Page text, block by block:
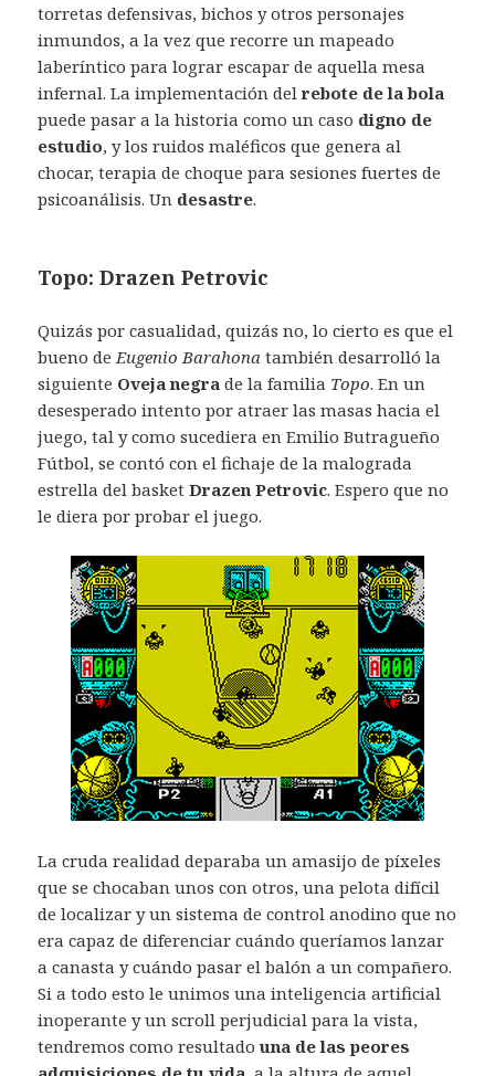
torretas defensivas, bichos y otros personajes
inmundos, a la vez que recorre un mapeado
laberíntico para lograr escapar de aquella mesa
infernal. La implementación delrebote de la bola
puede pasar a la historia como un caso digno de
estudio, y los ruidos maléficos que genera al
chocar, terapia de choque para sesiones fuertes de
psicoanálisis. Un desastre.
Topo: Drazen Petrovic
Quizás por casualidad, quizás no, lo cierto es que el
bueno deEugenio Barahona también desarrolló la
siguiente Oveja negra de la familia Topo. En un
desesperado intento por atraer las masas hacia el
juego, tal y como sucediera en Emilio Butragueño
Fútbol, se contó con el fichaje de la malograda
estrella del basketDrazen Petrovic. Espero que no
le diera por probar el juego.
La cruda realidad deparaba un amasijo de píxeles
que se chocaban unos con otros, una pelota difícil
de localizar y un sistema de control anodino que no
era capaz de diferenciar cuándo queríamos lanzar
a canasta y cuándo pasar el balón a un compañero.
Si a todo esto le unimos una inteligencia artificial
inoperante y un scroll perjudicial para la vista,
tendremos como resultadouna de las peores